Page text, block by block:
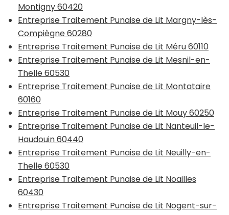
Montigny 60420
Entreprise Traitement Punaise de Lit Margny-lès-
Compiègne 60280
Entreprise Traitement Punaise de Lit Méru 60110
Entreprise Traitement Punaise de Lit Mesnil-en-
Thelle 60530
Entreprise Traitement Punaise de Lit Montataire
60160
Entreprise Traitement Punaise de Lit Mouy 60250
Entreprise Traitement Punaise de Lit Nanteuil-le-
Haudouin 60440
Entreprise Traitement Punaise de Lit Neuilly-en-
Thelle 60530
Entreprise Traitement Punaise de Lit Noailles
60430
Entreprise Traitement Punaise de Lit Nogent-sur-